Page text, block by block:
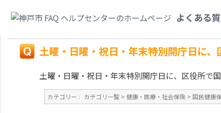
よくある
ますか？
土曜・日曜・祝日・年末特別開庁日に
土曜・日曜・祝日・年末特別開庁日に、区役所で
カテゴリー : カテゴリ一覧 > 健康・医療・社会保険 > 国民健康